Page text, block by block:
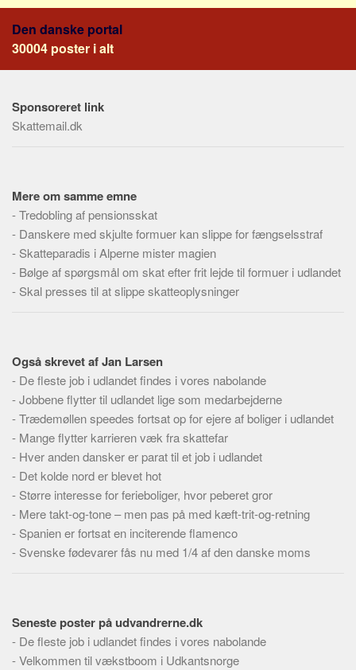
Praktisk
Dokumenttyper
Personer
Steder
Kilder
Om
Webstedet
Tekstannoncer
Bannere
Hjælp
Den danske portal
30004 poster i alt
Sponsoreret link
Skattemail.dk
Mere om samme emne
-Tredobling af pensionsskat
- Danskere med skjulte formuer kan slippe for fængselsstraf
- Skatteparadis i Alperne mister magien
- Bølge af spørgsmål om skat efter frit lejde til formuer i udlandet
- Skal presses til at slippe skatteoplysninger
Også skrevet af Jan Larsen
- De fleste job i udlandet findes i vores nabolande
-Jobbene flytter til udlandet lige som medarbejderne
-Trædemøllen speedes fortsat op for ejere af boliger i udlandet
- Mange flytter karrieren væk fra skattefar
- Hver anden dansker er parat til et job i udlandet
- Det kolde nord er blevet hot
- Større interesse for ferieboliger, hvor peberet gror
- Mere takt-og-tone – men pas på med kæft-trit-og-retning
- Spanien er fortsat en inciterende flamenco
- Svenske fødevarer fås nu med 1/4 af den danske moms
Seneste poster på udvandrerne.dk
- De fleste job i udlandet findes i vores nabolande
-Velkommen til vækstboom i Udkantsnorge